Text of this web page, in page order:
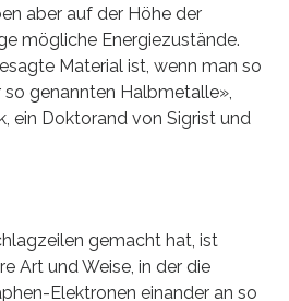
aber auf der Höhe der
mögliche Energiezustände.
Material ist, wenn man so
so genannten Halbmetalle»,
ein Doktorand von Sigrist und
gemacht hat, ist
Art und Weise, in der die
Elektronen einander an so